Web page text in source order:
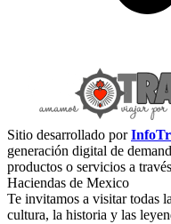
Sitio desarrollado por
generación digital de
productos o servicios a
Haciendas de Mexico
Te invitamos a visitar todas
cultura, la historia y las